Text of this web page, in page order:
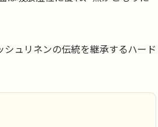
ュリネンの伝統を継承するハード